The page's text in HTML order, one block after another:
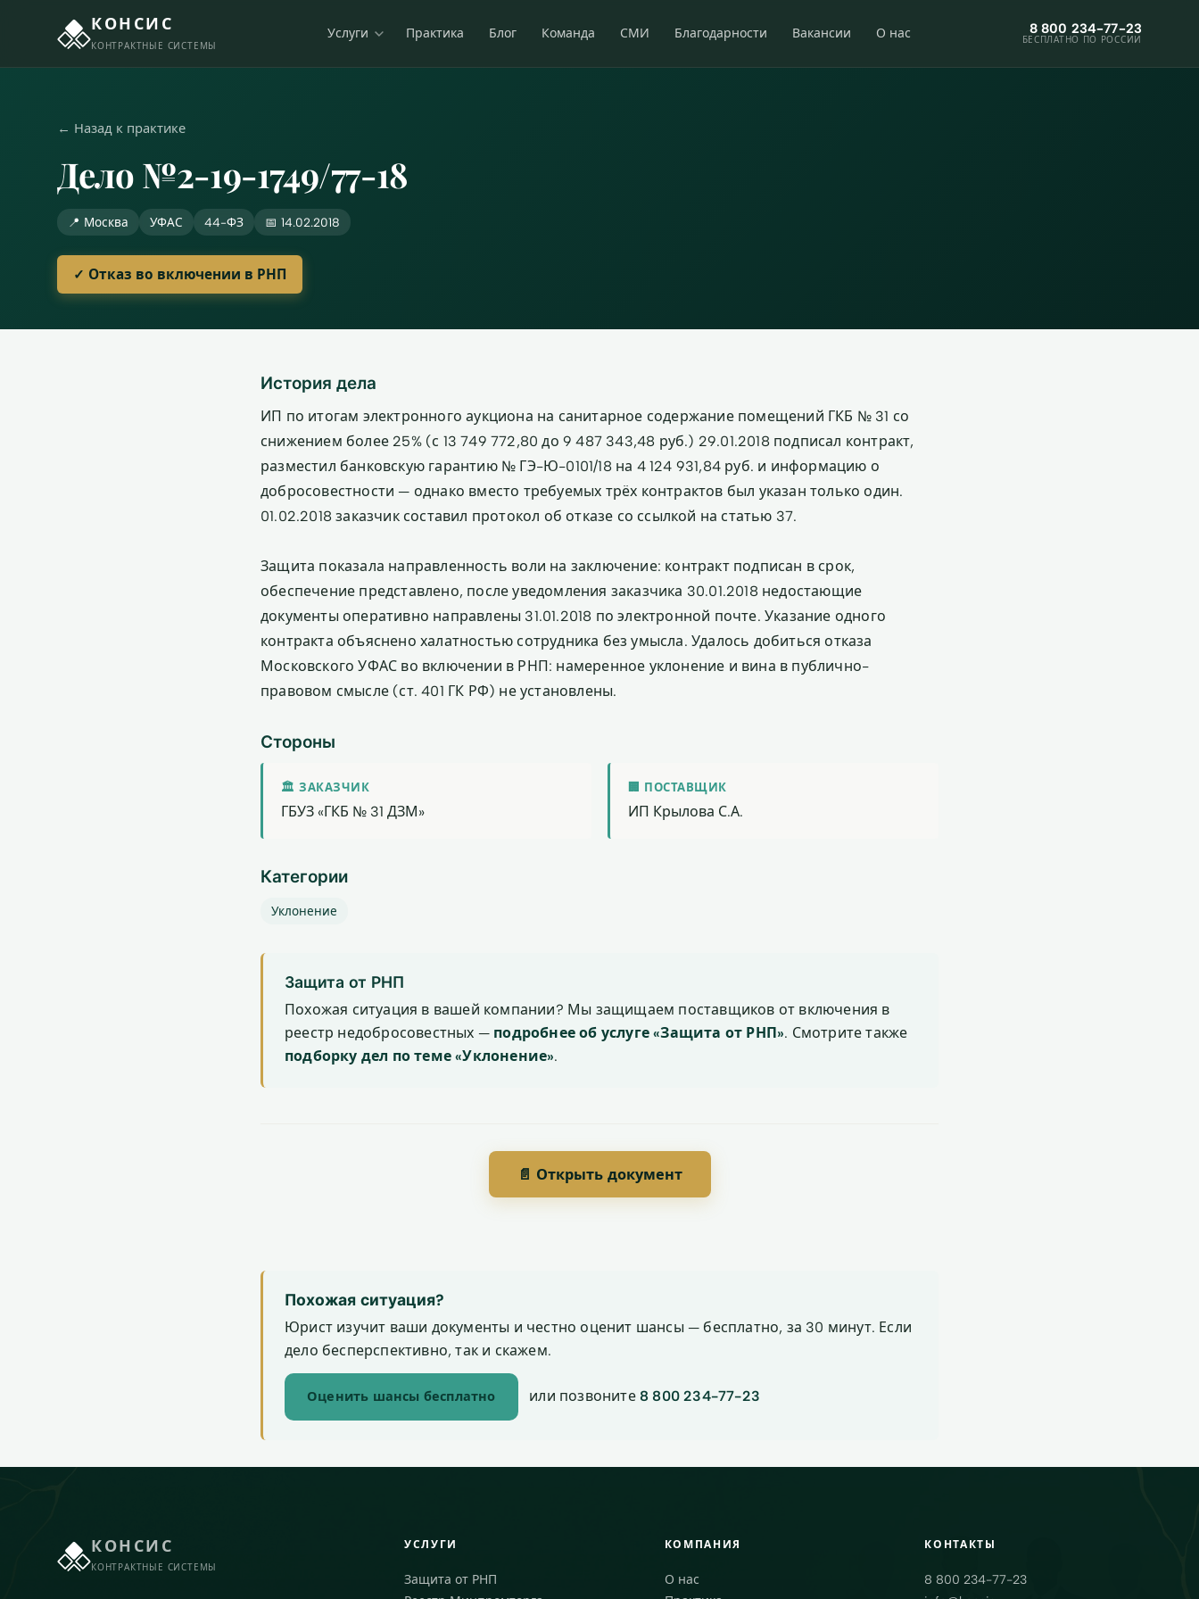
КОНСИС
КОНТРАКТНЫЕ СИСТЕМЫ
Услуги Практика Блог Команда СМИ Благодарности Вакансии О нас 8 800 234-77-23
БЕСПЛАТНО ПО РОССИИ
← Назад к практике
Дело №2-19-1749/77-18
📍 Москва УФАС 44-ФЗ 📅 14.02.2018
✓ Отказ во включении в РНП
История дела
ИП по итогам электронного аукциона на санитарное содержание помещений ГКБ № 31 со
снижением более 25% (с 13 749 772,80 до 9 487 343,48 руб.) 29.01.2018 подписал контракт,
разместил банковскую гарантию № ГЭ-Ю-0101/18 на 4 124 931,84 руб. и информацию о
добросовестности — однако вместо требуемых трёх контрактов был указан только один.
01.02.2018 заказчик составил протокол об отказе со ссылкой на статью 37.
Защита показала направленность воли на заключение: контракт подписан в срок,
обеспечение представлено, после уведомления заказчика 30.01.2018 недостающие
документы оперативно направлены 31.01.2018 по электронной почте. Указание одного
контракта объяснено халатностью сотрудника без умысла. Удалось добиться отказа
Московского УФАС во включении в РНП: намеренное уклонение и вина в публично-
правовом смысле (ст. 401 ГК РФ) не установлены.
Стороны
🏛 ЗАКАЗЧИК
ГБУЗ «ГКБ № 31 ДЗМ»
🏢 ПОСТАВЩИК
ИП Крылова С.А.
Категории
Уклонение
Защита от РНП
Похожая ситуация в вашей компании? Мы защищаем поставщиков от включения в
реестр недобросовестных — подробнее об услуге «Защита от РНП». Смотрите также
подборку дел по теме «Уклонение».
📄 Открыть документ
Похожая ситуация?
Юрист изучит ваши документы и честно оценит шансы — бесплатно, за 30 минут. Если
дело бесперспективно, так и скажем.
Оценить шансы бесплатно или позвоните8 800 234-77-23
КОНСИС
КОНТРАКТНЫЕ СИСТЕМЫ
УСЛУГИ
Защита от РНП
КОМПАНИЯ
О нас
КОНТАКТЫ
8 800 234-77-23